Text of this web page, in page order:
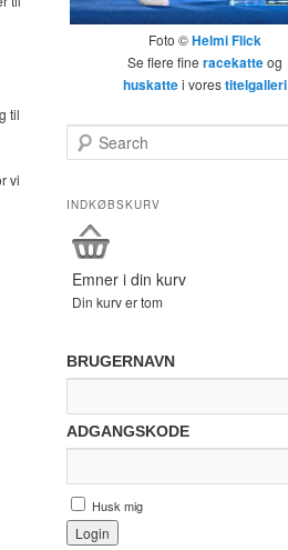
til
vi
Foto ©Helmi Flick
Se flere fine racekatteog
huskattei vorestitelgalleri
Search
INDKØBSKURV
Emner i din kurv
Din kurv er tom
BRUGERNAVN
ADGANGSKODE
Husk mig